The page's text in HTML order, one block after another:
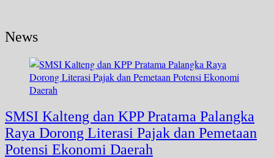
News
SMSI Kalteng dan KPP Pratama Palangka
Raya Dorong Literasi Pajak dan Pemetaan
Potensi Ekonomi Daerah